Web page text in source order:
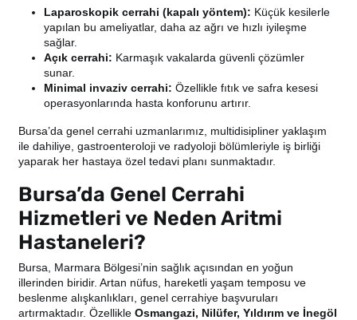
Laparoskopik cerrahi (kapalı yöntem): Küçük kesilerle
yapılan bu ameliyatlar, daha az ağrı ve hızlı iyileşme
sağlar.
Açık cerrahi: Karmaşık vakalarda güvenli çözümler
sunar.
Minimal invaziv cerrahi: Özellikle fıtık ve safra kesesi
operasyonlarında hasta konforunu artırır.
Bursa’da genel cerrahi uzmanlarımız, multidisipliner yaklaşım
ile dahiliye, gastroenteroloji ve radyoloji bölümleriyle iş birliği
yaparak her hastaya özel tedavi planı sunmaktadır.
Bursa’da Genel Cerrahi
Hizmetleri ve Neden Aritmi
Hastaneleri?
Bursa, Marmara Bölgesi’nin sağlık açısından en yoğun
illerinden biridir. Artan nüfus, hareketli yaşam temposu ve
beslenme alışkanlıkları, genel cerrahiye başvuruları
artırmaktadır. ÖzellikleOsmangazi, Nilüfer, Yıldırım ve İnegöl